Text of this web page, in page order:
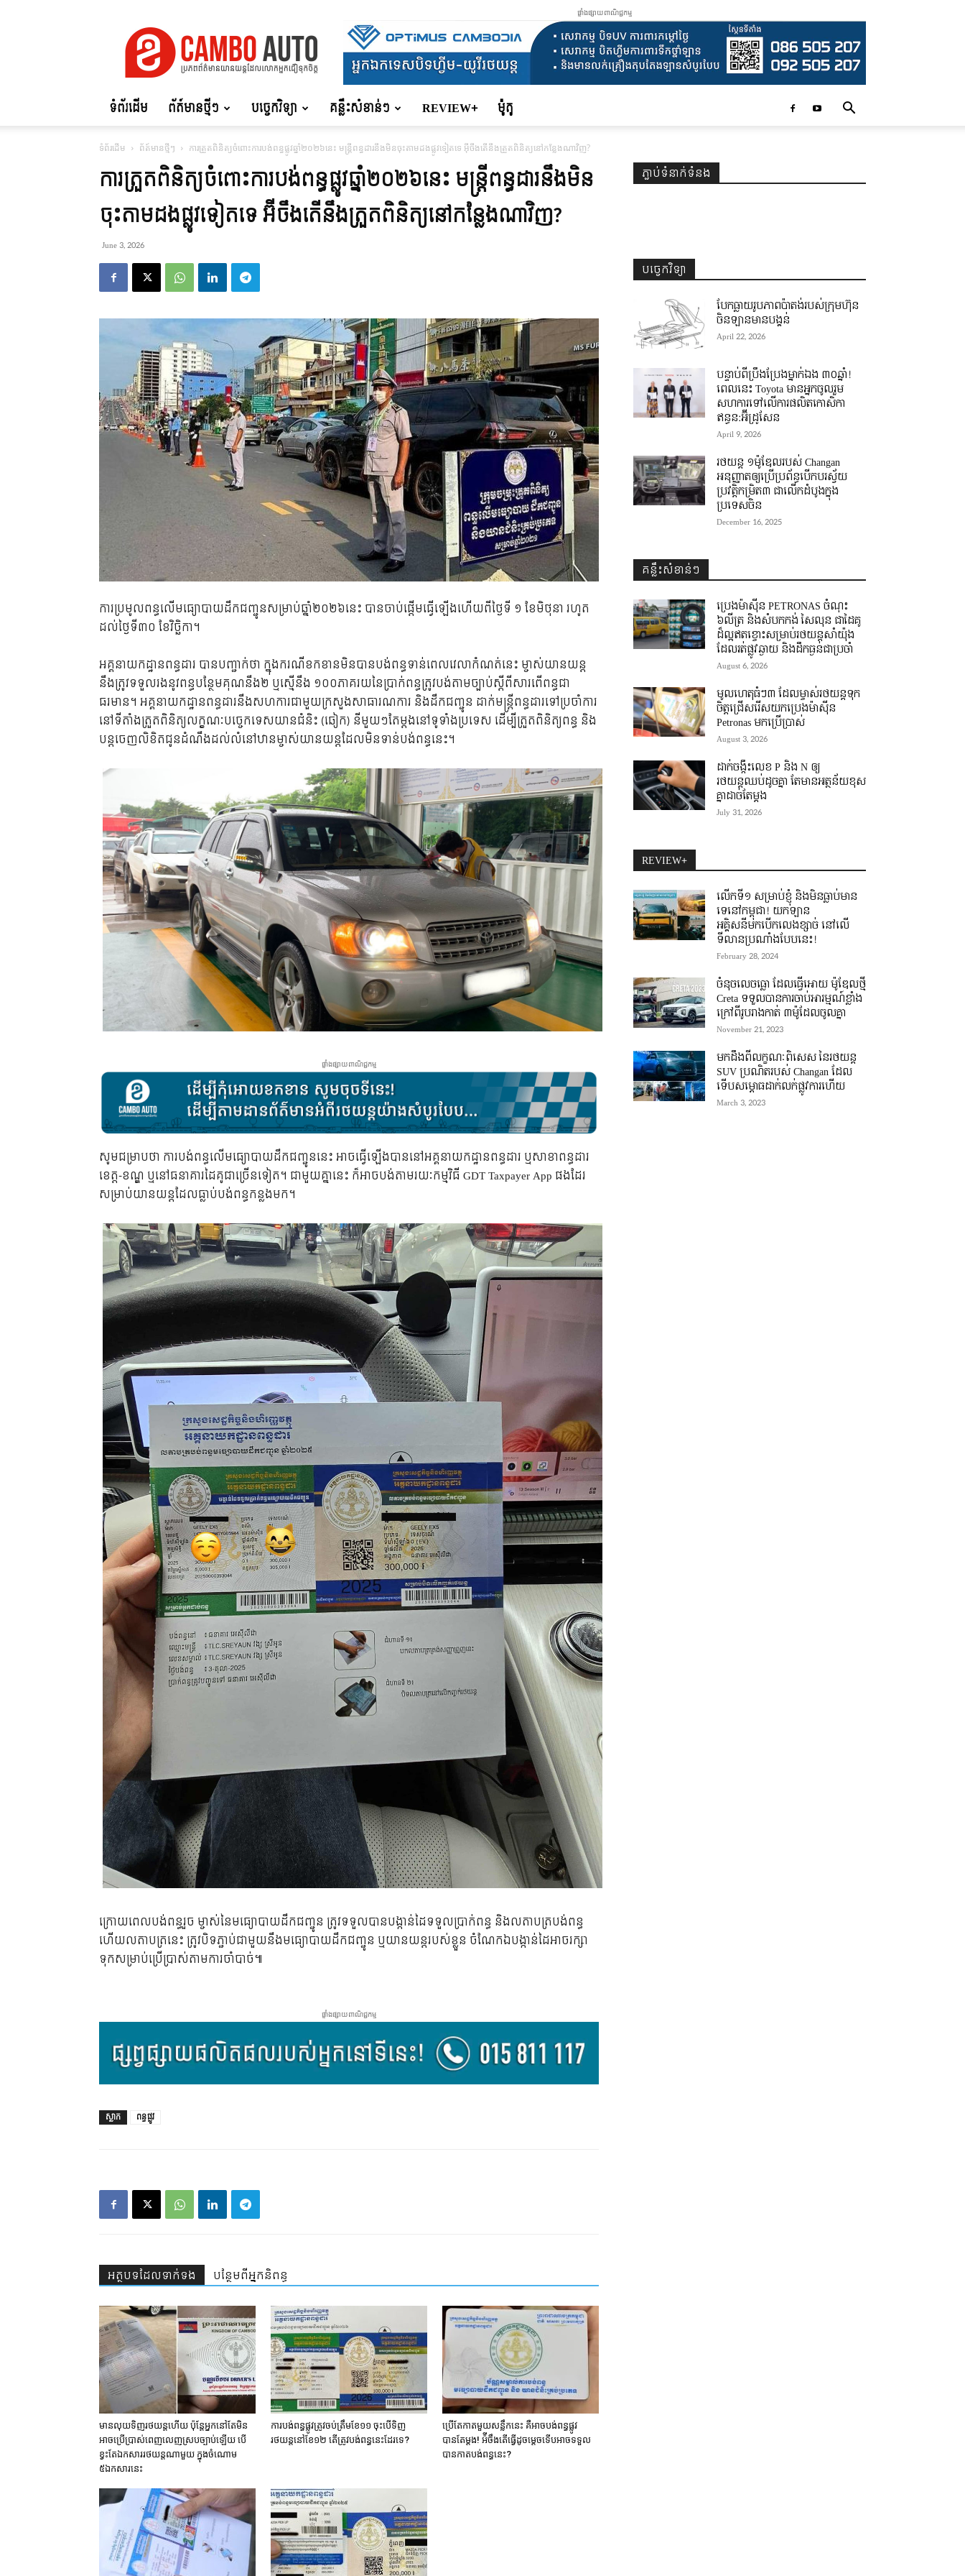
Auto
ផ្ទាំងផ្សាយពាណិជ្ជកម្ម
ទំព័រដើម ព័ត៍មានថ្មីៗ បច្ចេកវិទ្យា គន្លឹះសំខាន់ៗ REVIEW+ ម៉ូតូ
ទំព័រដើម ព័ត៍មានថ្មីៗ ការត្រួតពិនិត្យចំពោះការបង់ពន្ធផ្លូវឆ្នាំ២០២៦នេះ មន្រ្តីពន្ធដារនឹងមិនចុះតាមដងផ្លូវទៀតទេ អ៊ីចឹងតើនឹងត្រួតពិនិត្យនៅកន្លែងណាវិញ?
ការត្រួតពិនិត្យចំពោះការបង់ពន្ធផ្លូវឆ្នាំ២០២៦នេះ មន្រ្តីពន្ធដារនឹងមិន
ចុះតាមដងផ្លូវទៀតទេ អ៊ីចឹងតើនឹងត្រួតពិនិត្យនៅកន្លែងណាវិញ?
June 3, 2026
ការប្រមូលពន្ធលើមធ្យោបាយដឹកជញ្ជូនសម្រាប់ឆ្នាំ២០២៦នេះ បានចាប់ផ្តើមធ្វើឡើងហើយពីថ្ងៃទី ១ ខែមិថុនា រហូត
ដល់ថ្ងៃទី៣០ ខែវិច្ឆិកា។
អគ្គនាយកដ្ឋានពន្ធដារ បានបញ្ជាក់ថា ក្នុងករណីខកខានមិនបានបង់ពន្ធទាន់ពេលវេលាកំណត់នេះ ម្ចាស់យានយន្ត
នឹងត្រូវទទួលរងនូវពន្ធបន្ថែមគុណនឹង២ ឬស្មើនឹង ១០០ភាគរយនៃប្រាក់ពន្ធត្រូវបង់តាមច្បាប់ស្តីពីសារពើពន្ធជា
ធរមាន។ អគ្គនាយកដ្ឋានពន្ធដារនឹងសហការជាមួយក្រសួងសាធារណការ និងដឹកជញ្ជូន ដាក់មន្រ្តីពន្ធដារទៅប្រចាំការ
នៅទីតាំងត្រួតពិនិត្យលក្ខណៈបច្ចេកទេសយានជំនិះ (ឆៀក) នីមួយៗតែម្តងនៅទូទាំងប្រទេស ដើម្បីត្រួតពិនិត្យពន្ធ និង
បន្តចេញលិខិតជូនដំណឹងដល់លំនៅឋានម្ចាស់យានយន្តដែលមិនទាន់បង់ពន្ធនេះ។
ផ្ទាំងផ្សាយពាណិជ្ជកម្ម
សូមជម្រាបថា ការបង់ពន្ធលើមធ្យោបាយដឹកជញ្ជូននេះ អាចធ្វើឡើងបាននៅអគ្គនាយកដ្ឋានពន្ធដារ ឬសាខាពន្ធដារ
ខេត្ត-ខណ្ឌ ឬនៅធនាគារដៃគូជាច្រើនទៀត។ ជាមួយគ្នានេះ ក៏អាចបង់តាមរយៈកម្មវិធី GDT Taxpayer App ផងដែរ
សម្រាប់យានយន្តដែលធ្លាប់បង់ពន្ធកន្លងមក។
ក្រោយពេលបង់ពន្ធរួច ម្ចាស់នៃមធ្យោបាយដឹកជញ្ជូន ត្រូវទទួលបានបង្កាន់ដៃទទួលប្រាក់ពន្ធ និងលតាបត្របង់ពន្ធ
ហើយលតាបត្រនេះ ត្រូវបិទភ្ជាប់ជាមួយនឹងមធ្យោបាយដឹកជញ្ជូន ឬយានយន្តរបស់ខ្លួន ចំណែកឯបង្កាន់ដៃអាចរក្សា
ទុកសម្រាប់ប្រើប្រាស់តាមការចាំបាច់៕
ផ្ទាំងផ្សាយពាណិជ្ជកម្ម
ស្លាក ពន្ធផ្លូវ
អត្ថបទ​ដែល​ទាក់ទង បន្ថែម​ពី​អ្នកនិពន្ធ
មានលុយទិញរថយន្តហើយ ប៉ុន្តែអ្នកនៅតែមិន
អាចប្រើប្រាស់ពេញលេញស្របច្បាប់ឡើយ បើ
ខ្វះតែឯកសាររថយន្តណាមួយ ក្នុងចំណោម
៥ឯកសារនេះ
ការបង់ពន្ធផ្លូវត្រូវចប់ត្រឹមខែ១១ ចុះបើទិញ
រថយន្តនៅខែ១២ តើត្រូវបង់ពន្ធនេះដែរទេ?
ប្រើតែកាតមួយសន្លឹកនេះ គឺអាចបង់ពន្ធផ្លូវ
បានតែម្តង! អ៉ីចឹងតើធ្វើដូចម្តេចទើបអាចទទួល
បានកាតបង់ពន្ធនេះ?
ភ្ជាប់ទំនាក់ទំនង
បច្ចេកវិទ្យា
បែកធ្លាយរូបភាពប៉ាតង់របស់ក្រុមហ៊ុន
ចិនឡានមានបង្គន់
April 22, 2026
បន្ទាប់ពីប្រឹងប្រែងម្នាក់ឯង ៣០ឆ្នាំ! ​
ពេលនេះ Toyota មានអ្នកចូលរួម
សហការទៅលើការផលិតកោសិកា
ឥន្ធន:អ៊ីដ្រូសែន
April 9, 2026
រថយន្ត ១ម៉ូឌែលរបស់ Changan
អនុញ្ញាតឲ្យប្រើប្រព័ន្ធបើកបរស្វ័យ
ប្រវត្តិកម្រិត៣ ជាលើកដំបូងក្នុង
ប្រទេសចិន
December 16, 2025
គន្លឹះសំខាន់ៗ
ប្រេងម៉ាស៊ីន PETRONAS ចំណុះ
៦លីត្រ និងសំបកកង់ សៃលុន ជាដៃគូ
ដ៏ល្អឥតខ្ចោះសម្រាប់រថយន្តសាំយ៉ុង
ដែលរត់ផ្លូវឆ្ងាយ និងដឹកធ្ងន់ជាប្រចាំ
August 6, 2026
មូលហេតុធំៗ៣ ដែលម្ចាស់រថយន្តទុក
ចិត្តជ្រើសរើសយកប្រេងម៉ាស៊ីន
Petronas មកប្រើប្រាស់
August 3, 2026
ដាក់ចង្កឹះលេខ P និង N ឲ្យ
រថយន្តឈប់ដូចគ្នា តែមានអត្ថន័យខុស
គ្នាដាច់តែម្តង
July 31, 2026
REVIEW+
លើកទី១ សម្រាប់ខ្ញុំ និងមិនធ្លាប់មាន
ទេនៅកម្ពុជា! យកឡាន
អគ្គិសនីមកបើកលេងខ្សាច់ នៅលើ
ទីលានប្រណាំងបែបនេះ!
February 28, 2024
ចំនុចលេចធ្លោ ដែលធ្វើអោយ ម៉ូឌែលថ្មី
Creta ទទួលបានការចាប់អារម្មណ៍ខ្លាំង
ក្រៅពីរូបរាងកាត់ ៣ម៉ូដែលចូលគ្នា
November 21, 2023
មកដឹងពីលក្ខណៈពិសេស នៃរថយន្ត
SUV ប្រណិតរបស់ Changan ដែល
ទើបសម្ភោធដាក់លក់ផ្លូវការហើយ
March 3, 2023